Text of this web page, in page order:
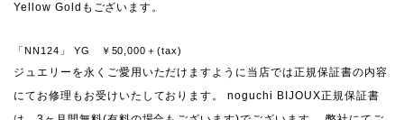
Yellow Goldもございます。
「NN124」 YG ￥50,000＋(tax)
ジュエリーを永くご愛用いただけますように当店では正規保証書の内容
にてお修理もお受けいたしております。 noguchi BIJOUX正規保証書